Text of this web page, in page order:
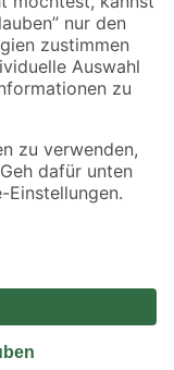
Angebote sind unter
Verfügbarkeiten beziehen
Speditionsversand, hier
widerrufen